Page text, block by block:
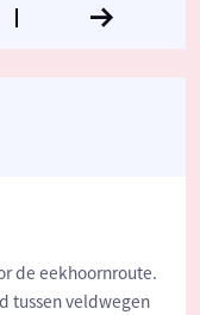
de eekhoornroute.
tussen veldwegen